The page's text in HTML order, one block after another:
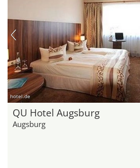
hotel.de
QU Hotel Augsburg
Augsburg